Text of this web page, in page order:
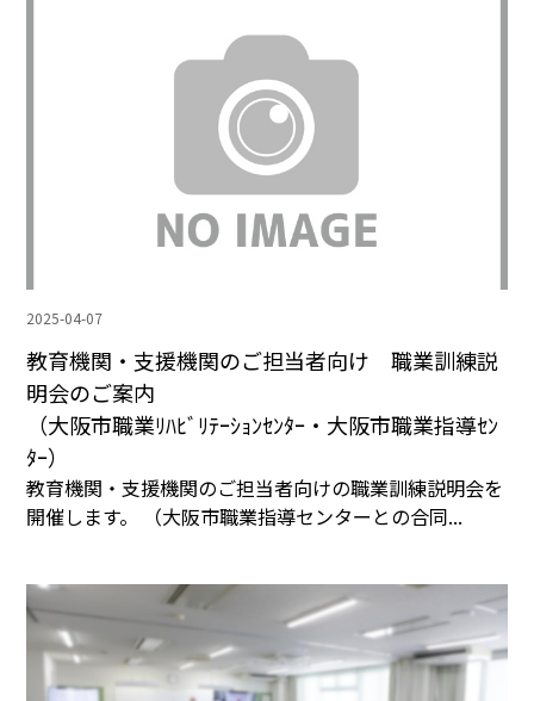
2025-04-07
教育機関・支援機関のご担当者向け 職業訓練説
明会のご案内
（大阪市職業ﾘﾊﾋﾞﾘﾃｰｼｮﾝｾﾝﾀｰ・大阪市職業指導ｾﾝ
ﾀｰ）
教育機関・支援機関のご担当者向けの職業訓練説明会を
開催します。 （大阪市職業指導センターとの合同...